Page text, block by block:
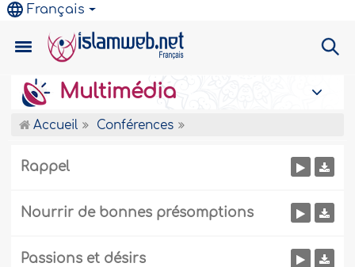
Français
Multimédia
Accueil Conférences
Rappel
Nourrir de bonnes présomptions
Passions et désirs